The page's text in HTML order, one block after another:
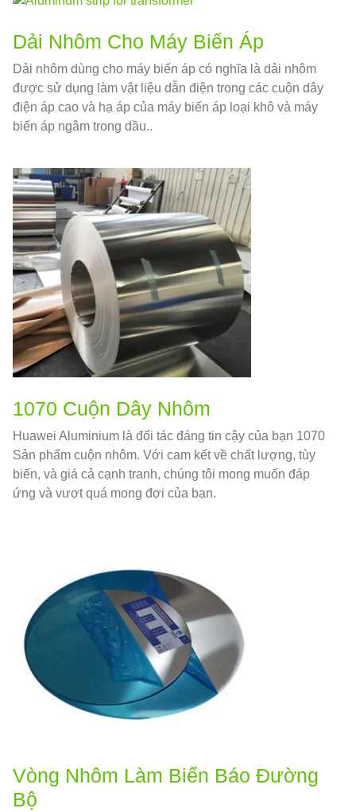
Dải Nhôm Cho Máy Biến Áp
Dải nhôm dùng cho máy biến áp có nghĩa là dải nhôm
được sử dụng làm vật liệu dẫn điện trong các cuộn dây
điện áp cao và hạ áp của máy biến áp loại khô và máy
biến áp ngâm trong dầu..
1070 Cuộn Dây Nhôm
Huawei Aluminium là đối tác đáng tin cậy của bạn 1070
Sản phẩm cuộn nhôm. Với cam kết về chất lượng, tùy
biến, và giá cả cạnh tranh, chúng tôi mong muốn đáp
ứng và vượt quá mong đợi của bạn.
Vòng Nhôm Làm Biển Báo Đường
Bộ